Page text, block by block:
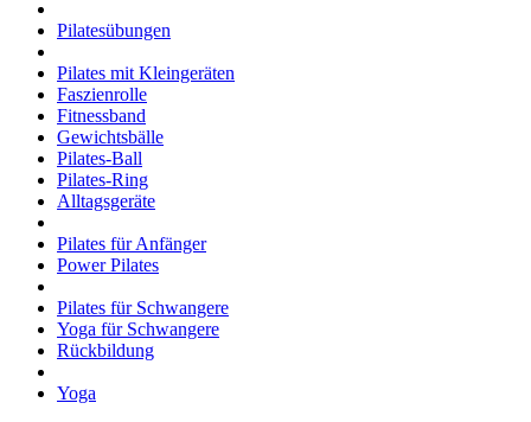
Pilatesübungen
Pilates mit Kleingeräten
Faszienrolle
Fitnessband
Gewichtsbälle
Pilates-Ball
Pilates-Ring
Alltagsgeräte
Pilates für Anfänger
Power Pilates
Pilates für Schwangere
Yoga für Schwangere
Rückbildung
Yoga